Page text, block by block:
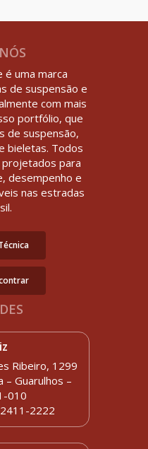
é uma marca
de suspensão e
com mais
portfólio, que
de suspensão,
bieletas. Todos
para
desempenho e
nas estradas
Ribeiro, 1299
– Guarulhos –
010
2222